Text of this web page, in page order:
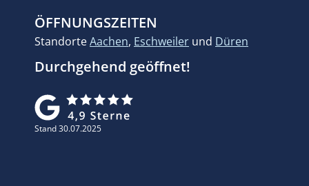
ÖFFNUNGSZEITEN
StandorteAachen, Eschweiler und Düren
Durchgehend geöffnet!
Stand 30.07.2025